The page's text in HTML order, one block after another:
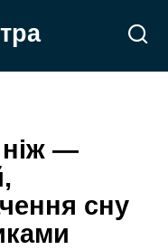
ніж —
сну